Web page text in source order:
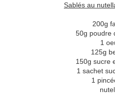
Sablés au
200g
50g poudre
1
125g
150g sucre
1 sachet
1